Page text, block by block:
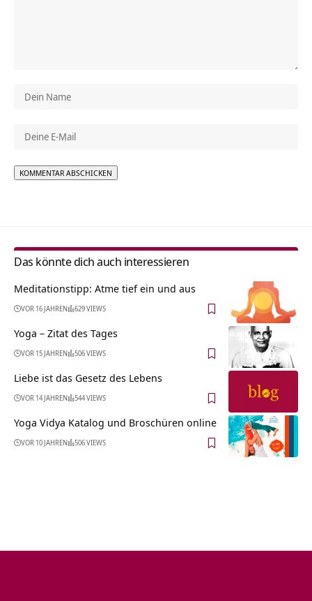
Das könnte dich auch interessieren
Meditationstipp: Atme tief ein und aus
VOR 16 JAHREN 629 VIEWS
Yoga – Zitat des Tages
VOR 15 JAHREN 506 VIEWS
Liebe ist das Gesetz des Lebens
VOR 14 JAHREN 544 VIEWS
Yoga Vidya Katalog und Broschüren online
VOR 10 JAHREN 506 VIEWS